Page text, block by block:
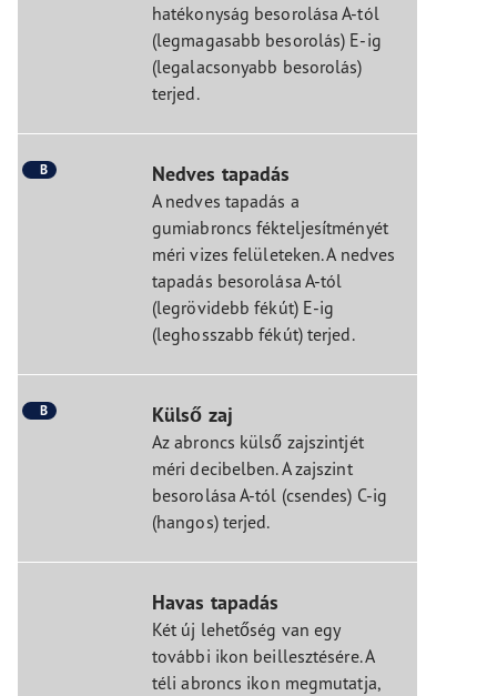
hatékonyság besorolása A-tól
(legmagasabb besorolás) E-ig
(legalacsonyabb besorolás)
terjed.
B Nedves tapadás
A nedves tapadás a
gumiabroncs fékteljesítményét
méri vizes felületeken. A nedves
tapadás besorolása A-tól
(legrövidebb fékút) E-ig
(leghosszabb fékút) terjed.
B Külső zaj
Az abroncs külső zajszintjét
méri decibelben. A zajszint
besorolása A-tól (csendes) C-ig
(hangos) terjed.
Havas tapadás
Két új lehetőség van egy
további ikon beillesztésére. A
téli abroncs ikon megmutatja,